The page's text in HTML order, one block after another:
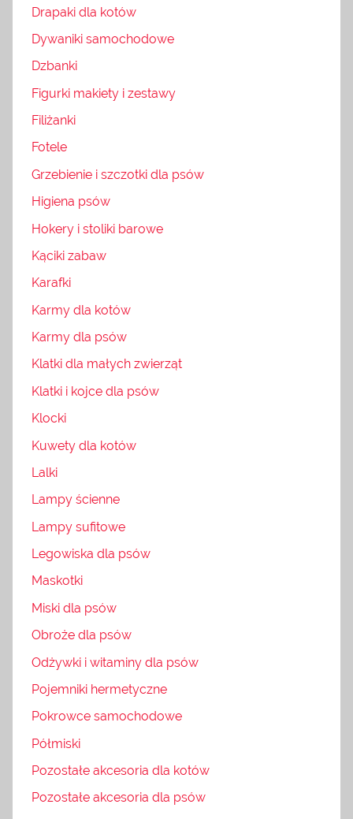
Drapaki dla kotów
Dywaniki samochodowe
Dzbanki
Figurki makiety i zestawy
Filiżanki
Fotele
Grzebienie i szczotki dla psów
Higiena psów
Hokery i stoliki barowe
Kąciki zabaw
Karafki
Karmy dla kotów
Karmy dla psów
Klatki dla małych zwierząt
Klatki i kojce dla psów
Klocki
Kuwety dla kotów
Lalki
Lampy ścienne
Lampy sufitowe
Legowiska dla psów
Maskotki
Miski dla psów
Obroże dla psów
Odżywki i witaminy dla psów
Pojemniki hermetyczne
Pokrowce samochodowe
Półmiski
Pozostałe akcesoria dla kotów
Pozostałe akcesoria dla psów